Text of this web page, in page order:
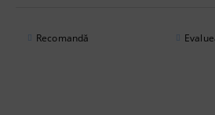
Recomandă